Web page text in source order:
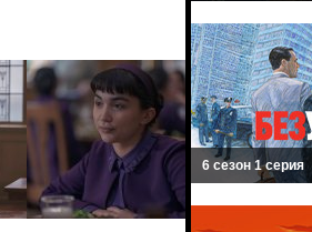
6 сезон 1 серия